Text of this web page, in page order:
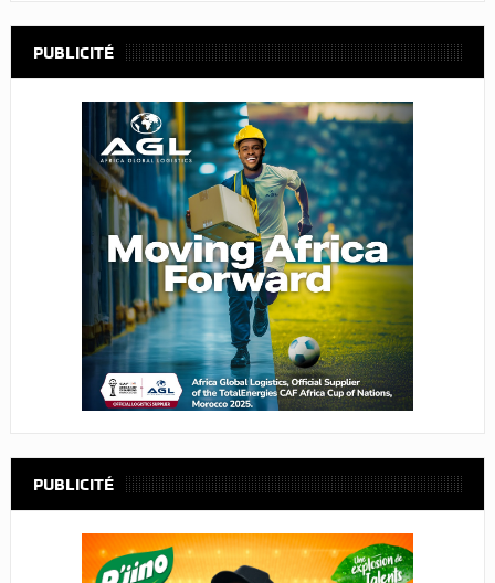
PUBLICITÉ
PUBLICITÉ